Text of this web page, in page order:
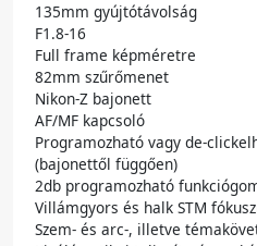
135mm gyújtótávolság
F1.8-16
Full frame képméretre
82mm szűrőmenet
Nikon-Z bajonett
AF/MF kapcsoló
Programozható vagy de-
(bajonettől függően)
2db programozható
Villámgyors és halk STM
Szem- és arc-, illetve